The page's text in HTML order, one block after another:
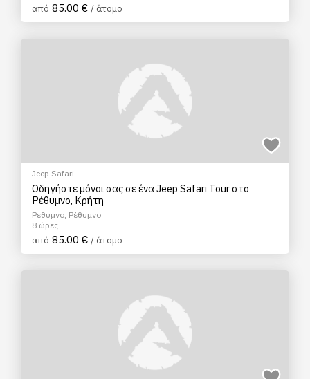
από 85.00 € / άτομο
Jeep Safari
Οδηγήστε μόνοι σας σε ένα Jeep Safari Tour στο
Ρέθυμνο, Κρήτη
Ρέθυμνο, Ρέθυμνο
8 ώρες
από 85.00 € / άτομο